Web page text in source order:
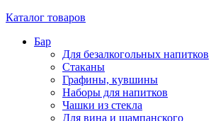
Каталог товаров
Бар
Для безалкогольных напитков
Стаканы
Графины, кувшины
Наборы для напитков
Чашки из стекла
Для вина и шампанского